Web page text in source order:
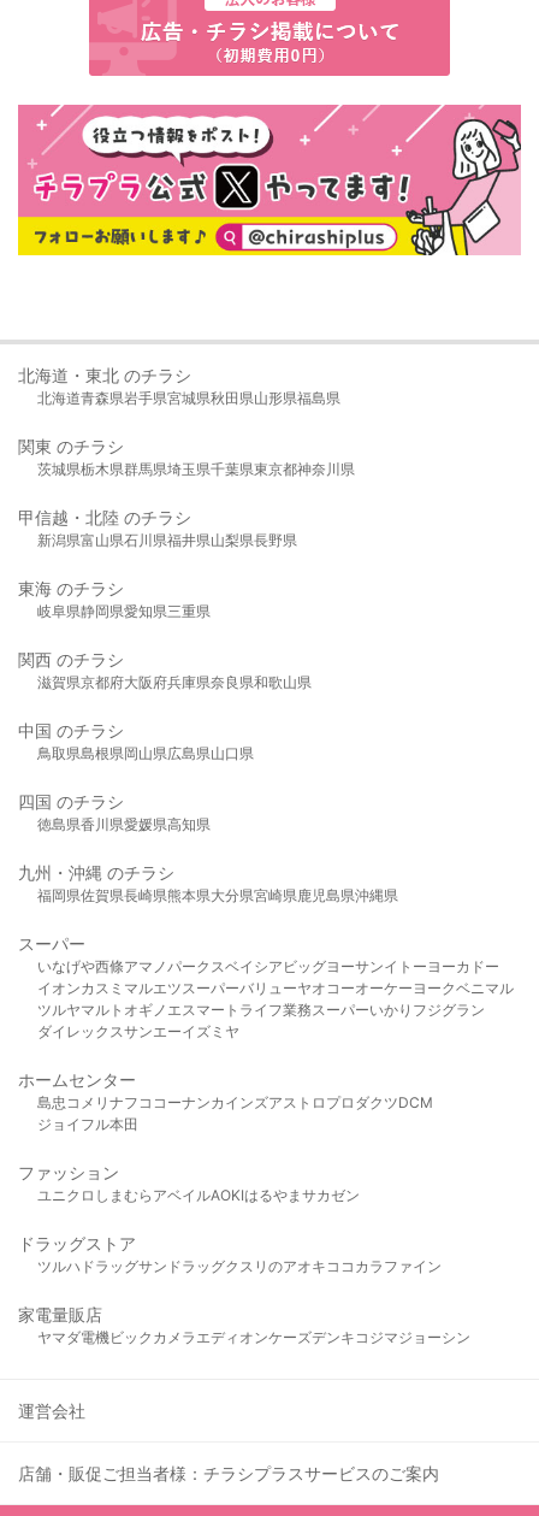
北海道・東北 のチラシ
北海道青森県岩手県宮城県秋田県山形県福島県
関東 のチラシ
茨城県栃木県群馬県埼玉県千葉県東京都神奈川県
甲信越・北陸 のチラシ
新潟県富山県石川県福井県山梨県長野県
東海 のチラシ
岐阜県静岡県愛知県三重県
関西 のチラシ
滋賀県京都府大阪府兵庫県奈良県和歌山県
中国 のチラシ
鳥取県島根県岡山県広島県山口県
四国 のチラシ
徳島県香川県愛媛県高知県
九州・沖縄 のチラシ
福岡県佐賀県長崎県熊本県大分県宮崎県鹿児島県沖縄県
スーパー
いなげや西條アマノパークスベイシア ビッグヨーサンイトーヨーカドー
イオンカスミ マルエツスーパーバリューヤオコーオーケー ヨークベニマル
ツルヤマルト オギノ エスマート ライフ業務スーパーいかり フジグラン
ダイレックスサンエーイズミヤ
ホームセンター
島忠 コメリ ナフコ コーナンカインズアストロプロダクツDCM
ジョイフル本田
ファッション
ユニクロ しまむら アベイルAOKIはるやま サカゼン
ドラッグストア
ツルハドラッグサンドラッグクスリのアオキ ココカラファイン
家電量販店
ヤマダ電機ビックカメラ エディオンケーズデンキ コジマジョーシン
運営会社
店舗・販促ご担当者様：チラシプラスサービスのご案内